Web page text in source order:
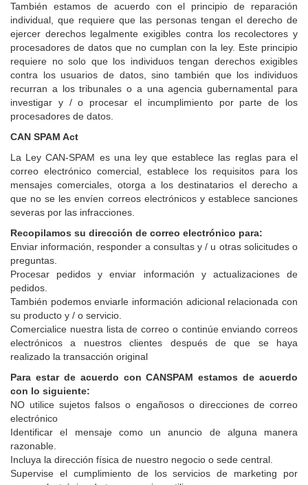
También estamos de acuerdo con el principio de reparación
individual, que requiere que las personas tengan el derecho de
ejercer derechos legalmente exigibles contra los recolectores y
procesadores de datos que no cumplan con la ley. Este principio
requiere no solo que los individuos tengan derechos exigibles
contra los usuarios de datos, sino también que los individuos
recurran a los tribunales o a una agencia gubernamental para
investigar y / o procesar el incumplimiento por parte de los
procesadores de datos.
CAN SPAM Act
La Ley CAN-SPAM es una ley que establece las reglas para el
correo electrónico comercial, establece los requisitos para los
mensajes comerciales, otorga a los destinatarios el derecho a
que no se les envíen correos electrónicos y establece sanciones
severas por las infracciones.
Recopilamos su dirección de correo electrónico para:
Enviar información, responder a consultas y / u otras solicitudes o
preguntas.
Procesar pedidos y enviar información y actualizaciones de
pedidos.
También podemos enviarle información adicional relacionada con
su producto y / o servicio.
Comercialice nuestra lista de correo o continúe enviando correos
electrónicos a nuestros clientes después de que se haya
realizado la transacción original
Para estar de acuerdo con CANSPAM estamos de acuerdo
con lo siguiente:
NO utilice sujetos falsos o engañosos o direcciones de correo
electrónico
Identificar el mensaje como un anuncio de alguna manera
razonable.
Incluya la dirección física de nuestro negocio o sede central.
Supervise el cumplimiento de los servicios de marketing por